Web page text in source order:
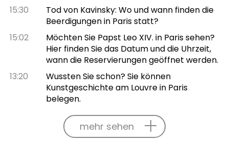
15:30
Tod von Kavinsky: Wo und wann finden die
Beerdigungen in Paris statt?
15:02
Möchten Sie Papst Leo XIV. in Paris sehen?
Hier finden Sie das Datum und die Uhrzeit,
wann die Reservierungen geöffnet werden.
13:20
Wussten Sie schon? Sie können
Kunstgeschichte am Louvre in Paris
belegen.
mehr sehen